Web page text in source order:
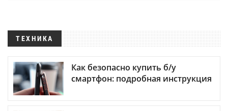
ТЕХНИКА
Как безопасно купить б/у
смартфон: подробная инструкция